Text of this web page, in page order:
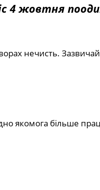
4 жовтня
нечисть.
якомога більше